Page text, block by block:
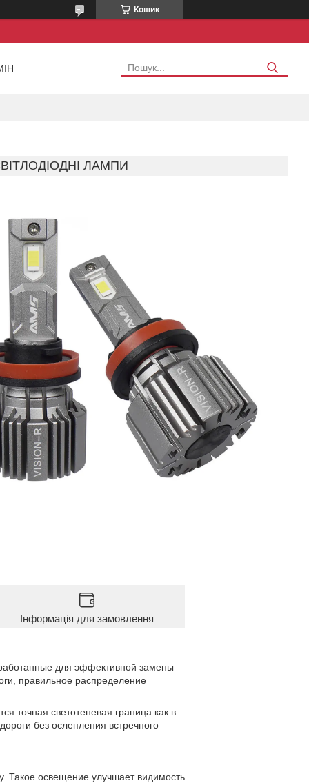
Кошик
ЛАМПИ
Інформація для замовлення
для эффективной замены
правильное распределение
точная светотеневая граница как в
без ослепления встречного
Такое освещение улучшает видимость